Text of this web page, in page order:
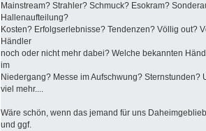
Mainstream? Strahler? Schmuck? Esokram?
Hallenaufteilung?
Kosten? Erfolgserlebnisse? Tendenzen? Völlig out?
Händler
noch oder nicht mehr dabei? Welche bekannten
im
Niedergang? Messe im Aufschwung? Sternstunden?
viel mehr....
Wäre schön, wenn das jemand für uns
und ggf.